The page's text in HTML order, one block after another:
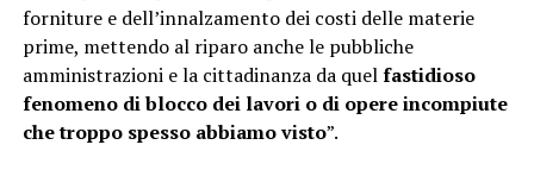
forniture e dell’innalzamento dei costi delle materie
prime, mettendo al riparo anche le pubbliche
amministrazioni e la cittadinanza da quelfastidioso
fenomeno di blocco dei lavori o di opere incompiute
che troppo spesso abbiamo visto”.